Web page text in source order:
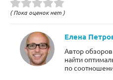
( Пока оценок нет )
Елена
Автор
найти
по